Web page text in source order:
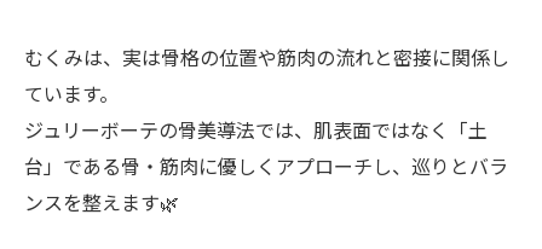
むくみは、実は骨格の位置や筋肉の流れと密接に関係し
ています。
ジュリーボーテの骨美導法では、肌表面ではなく「土
台」である骨・筋肉に優しくアプローチし、巡りとバラ
ンスを整えます🌿